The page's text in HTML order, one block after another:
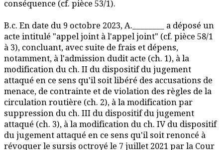
conséquence (cf. pièce 53/1).
B.c. En date du 9 octobre 2023, A.________ a déposé un
acte intitulé "appel joint à l'appel joint" (cf. pièce 58/1
à 3), concluant, avec suite de frais et dépens,
notamment, à l'admission dudit acte (ch. 1), à la
modification du ch. II du dispositif du jugement
attaqué en ce sens qu'il soit libéré des accusations de
menace, de contrainte et de violation des règles de la
circulation routière (ch. 2), à la modification par
suppression du ch. III du dispositif du jugement
attaqué (ch. 3), à la modification du ch. IV du dispositif
du jugement attaqué en ce sens qu'il soit renoncé à
révoquer le sursis octroyé le 7 juillet 2021 par la Cour